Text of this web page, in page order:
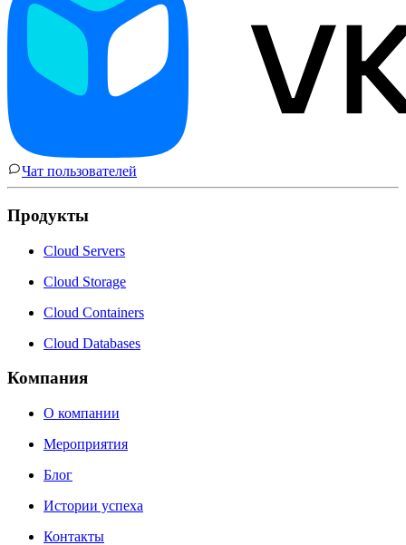
Чат пользователей
Продукты
Cloud Servers
Cloud Storage
Cloud Containers
Cloud Databases
Компания
О компании
Мероприятия
Блог
Истории успеха
Контакты